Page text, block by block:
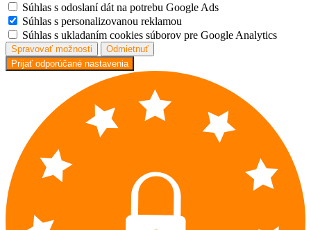
Súhlas s odoslaní dát na potrebu Google Ads
Súhlas s personalizovanou reklamou
Súhlas s ukladaním cookies súborov pre Google Analytics
Spravovať možnosti
Odmietnuť
Prijať odporúčané nastavenia